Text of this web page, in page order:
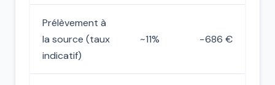
Prélèvement à
la source (taux
indicatif)
~11% −686 €